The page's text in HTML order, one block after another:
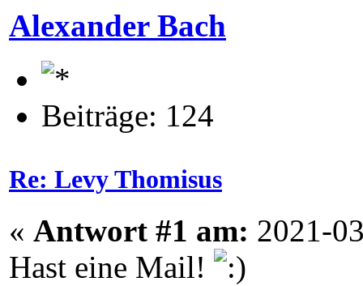
Alexander Bach
Beiträge: 124
Re: Levy Thomisus
« Antwort #1 am: 2021-
Hast eine Mail!